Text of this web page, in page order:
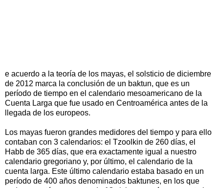
e acuerdo a la teoría de los mayas, el solsticio de diciembre
de 2012 marca la conclusión de un baktun, que es un
período de tiempo en el calendario mesoamericano de la
Cuenta Larga que fue usado en Centroamérica antes de la
llegada de los europeos.
Los mayas fueron grandes medidores del tiempo y para ello
contaban con 3 calendarios: el Tzoolkin de 260 días, el
Habb de 365 días, que era exactamente igual a nuestro
calendario gregoriano y, por último, el calendario de la
cuenta larga. Este último calendario estaba basado en un
período de 400 años denominados baktunes, en los que